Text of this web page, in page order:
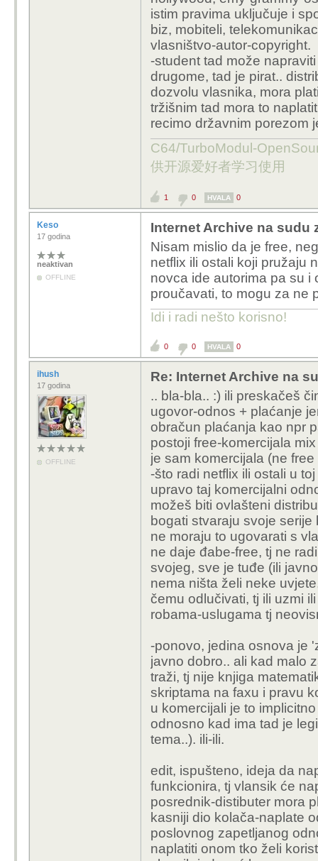
istim pravima uključuje i
biz, mobiteli,
vlasništvo-autor-copyright.
-student tad može
drugome, tad je pirat..
dozvolu vlasnika, mora
tržišnim tad mora to
recimo državnim porezom
C64/TurboModul-
供开源爱好者学习使用
1 0 HVALA 0
Keso
17 godina
neaktivan
OFFLINE
Internet Archive na sudu
Nisam mislio da je free,
netflix ili ostali koji pružaju
novca ide autorima pa su i
proučavati, to mogu za ne
Idi i radi nešto korisno!
0 0 HVALA 0
ihush
17 godina
OFFLINE
Re: Internet Archive na
.. bla-bla.. :) ili preskačeš
ugovor-odnos + plaćanje
obračun plaćanja kao npr
postoji free-komercijala
je sam komercijala (ne
-što radi netflix ili ostali u
upravo taj komercijalni
možeš biti ovlašteni
bogati stvaraju svoje
ne moraju to ugovarati s
ne daje đabe-free, tj ne
svojeg, sve je tuđe (ili
nema ništa želi neke
čemu odlučivati, tj ili uzmi
robama-uslugama tj
-ponovo, jedina osnova je
javno dobro.. ali kad malo
traži, tj nije knjiga
skriptama na faxu i pravu
u komercijali je to
odnosno kad ima tad je
tema..). ili-ili.
edit, ispušteno, ideja da
funkcionira, tj vlansik će
posrednik-distibuter mora
kasniji dio kolača-naplate
poslovnog zapetljanog
naplatiti onom tko želi